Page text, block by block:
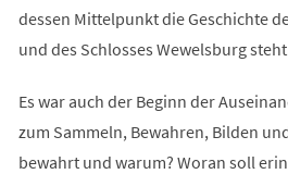
dessen Mittelpunkt die Geschichte
und des Schlosses Wewelsburg
Es war auch der Beginn der
zum Sammeln, Bewahren, Bilden
bewahrt und warum? Woran soll